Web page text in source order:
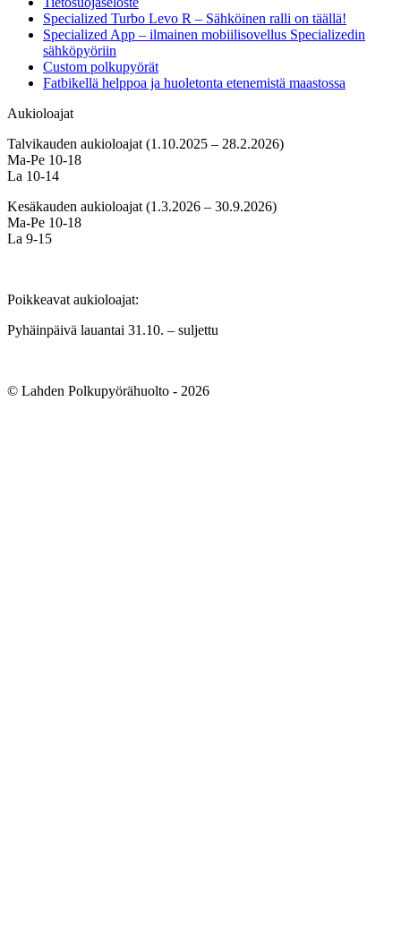
Specialized Turbo Levo R – Sähköinen ralli on täällä!
Specialized App – ilmainen mobiilisovellus Specializedin
sähköpyöriin
Custom polkupyörät
Fatbikellä helppoa ja huoletonta etenemistä maastossa
Aukioloajat
Talvikauden aukioloajat (1.10.2025 – 28.2.2026)
Ma-Pe 10-18
La 10-14
Kesäkauden aukioloajat (1.3.2026 – 30.9.2026)
Ma-Pe 10-18
La 9-15
Poikkeavat aukioloajat:
Pyhäinpäivä lauantai 31.10. – suljettu
© Lahden Polkupyörähuolto - 2026